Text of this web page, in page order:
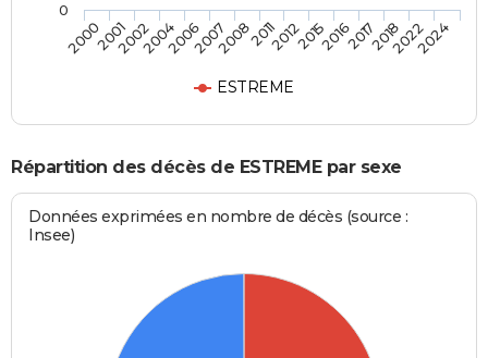
ESTREME
200020012002200420062007200820112012201520162017201820222024
0
Répartition des décès de ESTREME par sexe
Données exprimées en nombre de décès (source :
Insee)